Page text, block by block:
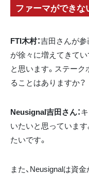
ファーマができ
FTI木村：吉田さんが
が徐々に増えてきて
と思います。ステー
ることはありますか？
Neusignal吉田さん：
いたいと思っていま
たいです。
また、Neusignalは資